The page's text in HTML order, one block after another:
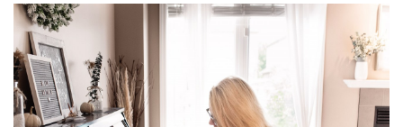
ВОЙТИ
ЗАБЫЛИ
ПАРОЛЬ?